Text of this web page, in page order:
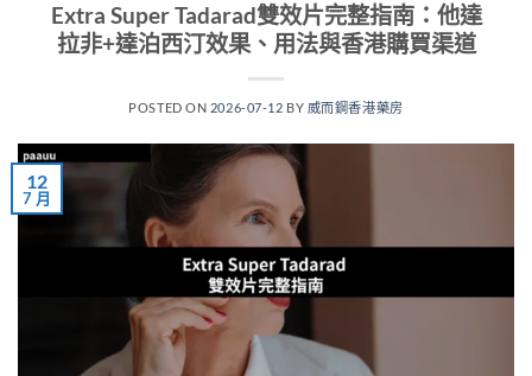
Extra Super Tadarad雙效片完整指南：他達
拉非+達泊西汀效果、用法與香港購買渠道
POSTED ON 2026-07-12 BY 威而鋼香港藥房
12
7 月